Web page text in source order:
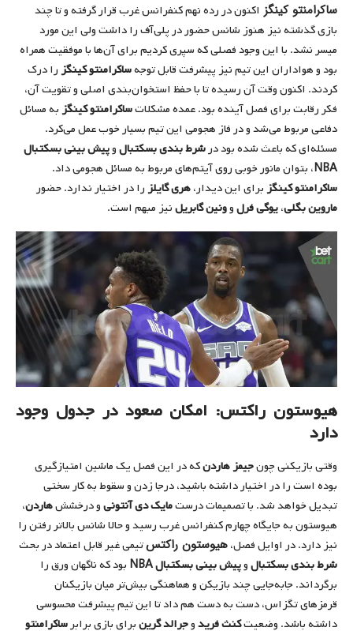
ساکرامنتو کینگز اکنون در رده نهم کنفرانس غرب قرار گرفته و تا چند
بازی گذشته نیز هنوز شانس حضور در پلی‌آف را داشت ولی این مورد
میسر نشد. با این وجود فصلی که سپری کردیم برای آن‌ها با موفقیت همراه
بود و هواداران این تیم نیز پیشرفت قابل توجهساکرامنتو کینگزرا درک
کردند. اکنون وقت آن رسیده تا با حفظ استخوان‌بندی اصلی و تقویت آن،
فکر رقابت برای فصل آینده بود. عمده مشکلاتساکرامنتو کینگزبه مسائل
دفاعی مربوط می‌شد و در فاز هجومی این تیم بسیار خوب عمل می‌کرد.
مسئله‌ای که باعث شده بود درشرط بندی بسکتبالوپیش بینی بسکتبال
NBA، بتوان مانور خوبی روی آیتم‌های مربوط به مسائل هجومی داد.
ساکرامنتو کینگزبرای این دیدار،هری گایلزرا در اختیار ندارد. حضور
ماروین بگلی،یوگی فرلوونین گابریلنیز مبهم است.
هیوستون راکتس: امکان صعود در جدول وجود
دارد
وقتی بازیکنی چونجیمز هاردنکه در این فصل یک ماشین امتیازگیری
بوده است را در اختیار داشته باشید، درجا زدن و سقوط به کار سختی
تبدیل خواهد شد. با تصمیمات درستمایک دی آنتونیو درخششهاردن،
هیوستون به جایگاه چهارم کنفرانس غرب رسید و حالا شانس بالاتر رفتن را
نیز دارد. در اوایل فصل،هیوستون راکتستیمی غیر قابل اعتماد در بحث
شرط بندی بسکتبالوپیش بینی بسکتبال NBA
بود که ناگهان ورق را
برگرداند. جابه‌جایی چند بازیکن و هماهنگی بیش‌تر میان بازیکنان
قرمزهای تگزاس، دست به دست هم داد تا این تیم پیشرفت محسوسی
داشته باشد. وضعیتکنث فریدوجرالد گرینبرای بازی برابرساکرامنتو